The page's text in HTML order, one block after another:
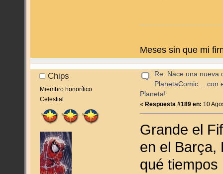
Meses sin que mi
Chips
Miembro honorífico
Celestial
Re: Nace una nueva
PlanetaComic… con
Planeta!
«Respuesta #189 en: 10
Grande el
en el Barça,
qué